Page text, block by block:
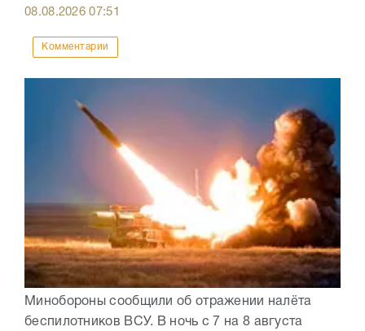
08.08.202607:51
Комментарии
Минобороны сообщили об отражении налёта
беспилотников ВСУ. В ночь с 7 на 8 августа